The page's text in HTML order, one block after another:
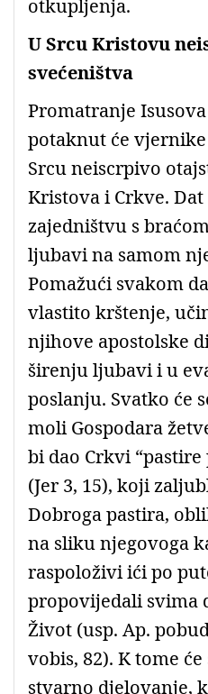
otkupljenja.
U Srcu Kristovu
svećeništva
Promatranje
potaknut će
Srcu neiscrpivo
Kristova i Crkve.
zajedništvu s
ljubavi na samom
Pomažući svakom
vlastito krštenje,
njihove apostolske
širenju ljubavi i u
poslanju. Svatko će
moli Gospodara
bi dao Crkvi
(Jer 3, 15), koji
Dobroga pastira,
na sliku njegovoga
raspoloživi ići po
propovijedali svima
Život (usp. Ap.
vobis, 82). K tome
stvarno djelovanje,